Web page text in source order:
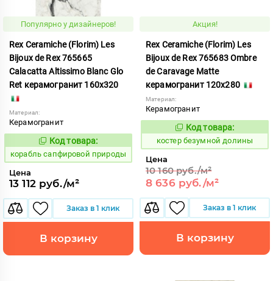
Популярно у дизайнеров!
Rex Ceramiche (Florim) Les
Bijoux de Rex 765665
Calacatta Altissimo Blanc Glo
Ret керамогранит 160x320
Материал:
Керамогранит
775850
Код товара:
корабль сапфировой природы
Цена
13 112 руб./м²
Заказ в 1 клик
В корзину
Акция!
Rex Ceramiche (Florim) Les
Bijoux de Rex 765683 Ombre
de Caravage Matte
керамогранит 120x280
Материал:
Керамогранит
811646
Код товара:
костер безумной долины
Цена
10 160 руб./м²
8 636 руб./м²
Заказ в 1 клик
В корзину